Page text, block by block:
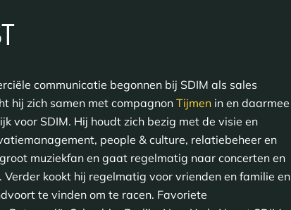
communicatie begonnen bij SDIM als sales
hij zich samen met compagnon Tijmenin en daarmee
voor SDIM. Hij houdt zich bezig met de visie en
people & culture, relatiebeheer en
muziekfan en gaat regelmatig naar concerten en
kookt hij regelmatig voor vrienden en familie en
te vinden om te racen. Favoriete